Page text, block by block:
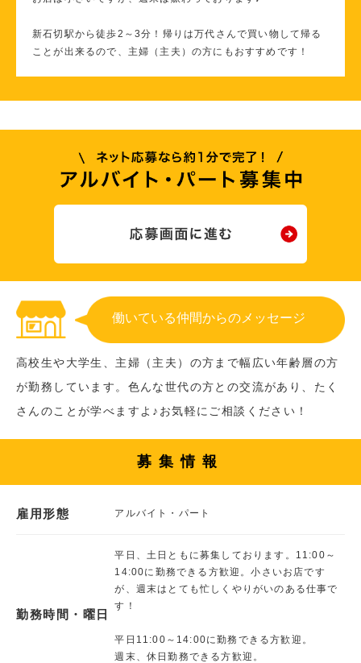
新石切駅から徒歩2～3分！帰りは万代さんで買い物して帰る
ことが出来るので、主婦（主夫）の方にもおすすめです！
働いている仲間からのメッセージ
高校生や大学生、主婦（主夫）の方まで幅広い年齢層の方
が勤務しています。色んな世代の方との交流があり、たく
さんのことが学べますよ♪お気軽にご相談ください！
募集情報
雇用形態 アルバイト・パート
勤務時間・曜日
平日、土日ともに募集しております。11:00～
14:00に勤務できる方歓迎。小さいお店です
が、週末はとても忙しくやりがいのある仕事で
す！
平日11:00～14:00に勤務できる方歓迎。
週末、休日勤務できる方歓迎。